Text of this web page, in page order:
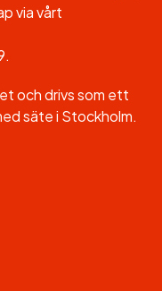
via vårt
och drivs som ett
säte i Stockholm.